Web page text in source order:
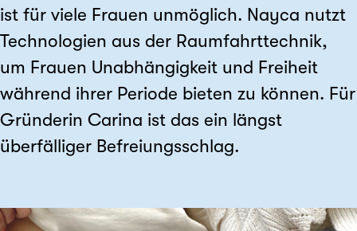
ist für viele Frauen unmöglich. Nayca nutzt
Technologien aus der Raumfahrttechnik,
um Frauen Unabhängigkeit und Freiheit
während ihrer Periode bieten zu können. Für
Gründerin Carina ist das ein längst
überfälliger Befreiungsschlag.